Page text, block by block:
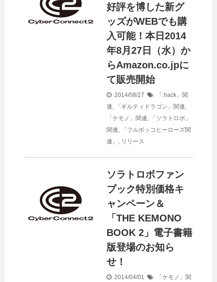
好評を博した新グ
ッズがWEBでも購
入可能！本日2014
年8月27日（水）か
らAmazon.co.jpに
て販売開始
2014/08/27
「.hack」関
連, 「ギルティドラゴン」関連,
「ケモノ」関連,
「ソラトロボ」
関連,
「フルボッコヒーローズ関
連」 , リリース
ソラトロボファン
ブック特別価格キ
ャンペーン＆
「THE KEMONO
BOOK 2」電子書籍
版登場のお知ら
せ！
2014/04/01
「ケモノ」関